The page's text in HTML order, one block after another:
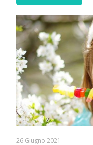
26 Giugno 2021